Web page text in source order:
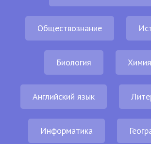
Обществознание
Биология Химия
Английский язык
Информатика